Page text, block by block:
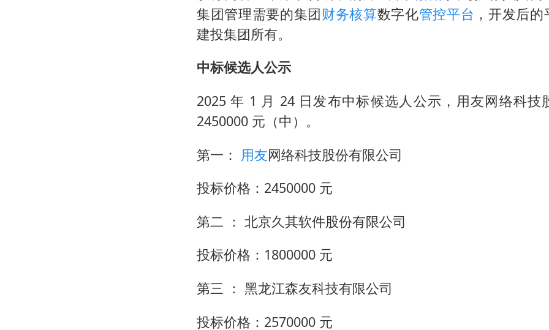
《欢迎来龙餐馆》口碑
酒店回应车内过夜被收150元
杭州全市有序停课
商场现钱学森巨幅海报 负责人回应
集团管理需要的集团财务核算数字化管控平台 ，开发后
建投集团所有。
中标候选人公示
2025 年 1 月 24 日发布中标候选人公示，用友网络科技
2450000 元（中）。
第一： 用友网络科技股份有限公司
投标价格：2450000 元
第二 ： 北京久其软件股份有限公司
投标价格：1800000 元
第三 ： 黑龙江森友科技有限公司
投标价格：2570000 元